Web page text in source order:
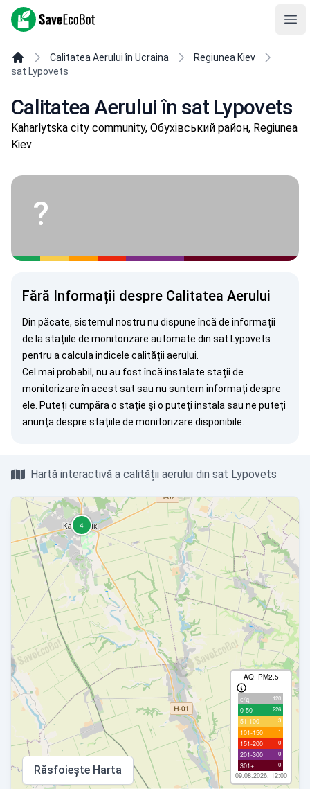
SaveEcoBot
Calitatea Aerului în Ucraina
Regiunea Kiev
sat Lypovets
Calitatea Aerului în sat Lypovets
Kaharlytska city community, Обухівський район, Regiunea
Kiev
?
Fără Informații despre Calitatea Aerului
Din păcate, sistemul nostru nu dispune încă de informații
de la stațiile de monitorizare automate din sat Lypovets
pentru a calcula indicele calității aerului.
Cel mai probabil, nu au fost încă instalate stații de
monitorizare în acest sat sau nu suntem informați despre
ele. Puteți cumpăra o stație și o puteți instala sau ne puteți
anunța despre stațiile de monitorizare disponibile.
Hartă interactivă a calității aerului din sat Lypovets
AQI PM2.5
с/д 120
0-50 226
51-100 3
101-150 1
151-200 0
201-300 0
301+ 0
09.08.2026, 12:00
Răsfoiește Harta